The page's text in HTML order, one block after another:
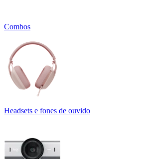
Combos
Headsets e fones de ouvido